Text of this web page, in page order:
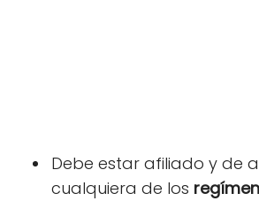
Debe estar afiliado y de
cualquiera de los